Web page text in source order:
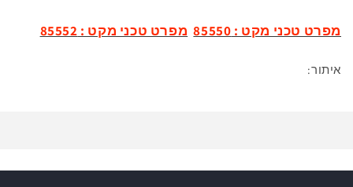
מפרט טכני מקט : 85550 מפרט טכני מקט : 85552
איתור: